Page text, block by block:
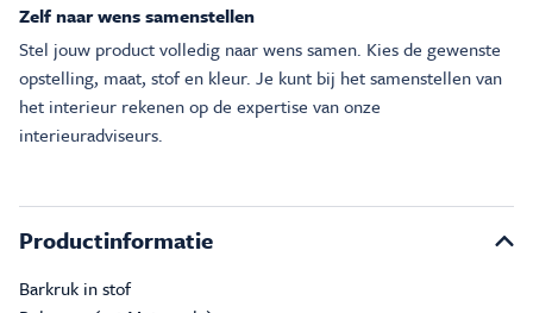
Zelf naar wens samenstellen
Stel jouw product volledig naar wens samen. Kies de gewenste
opstelling, maat, stof en kleur. Je kunt bij het samenstellen van
het interieur rekenen op de expertise van onze
interieuradviseurs.
Productinformatie
Barkruk in stof